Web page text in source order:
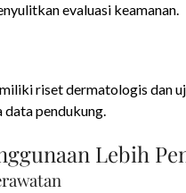
evaluasi keamanan.
riset dermatologis dan
pendukung.
Lebih